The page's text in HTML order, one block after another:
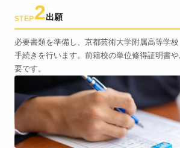
STEP2出願
必要書類を準備し、京都芸術大学附属高等学
手続きを行います。前籍校の単位修得証明書
要です。